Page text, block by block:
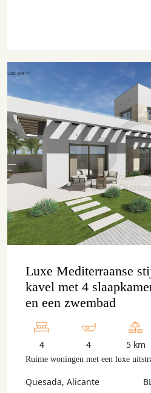
Luxe Mediterraanse
kavel met 4
en een zwembad
4 4 5 km
Ruime woningen met een luxe
Quesada, Alicante